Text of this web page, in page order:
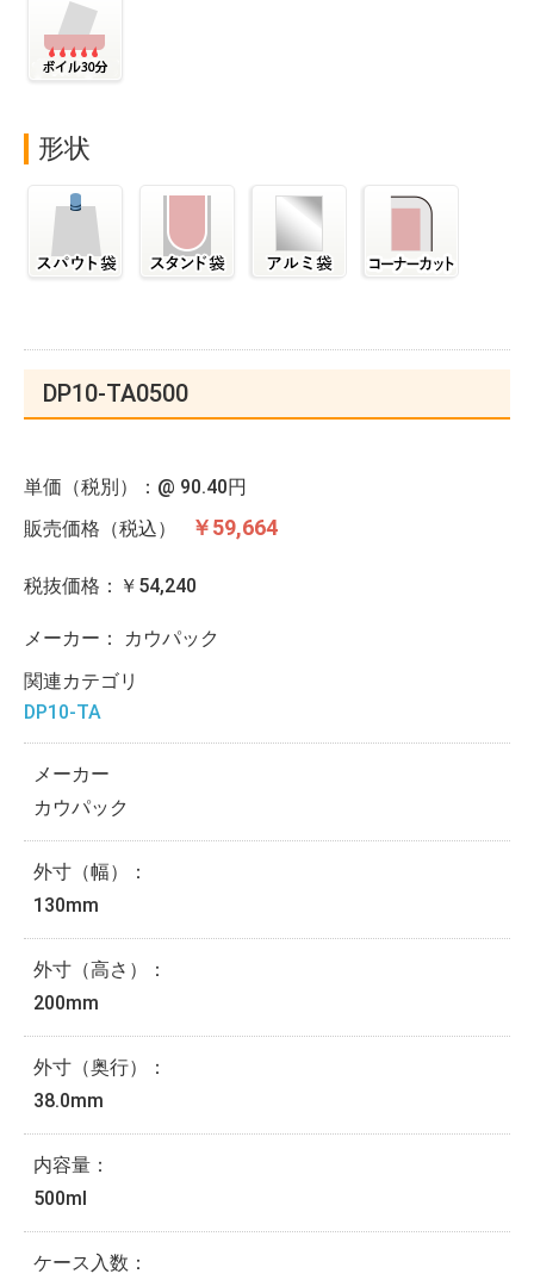
形状
DP10-TA0500
単価（税別）：@ 90.40円
販売価格（税込）
￥59,664
税抜価格：￥54,240
メーカー：
カウパック
関連カテゴリ
DP10-TA
メーカー
カウパック
外寸（幅）：
130mm
外寸（高さ）：
200mm
外寸（奥行）：
38.0mm
内容量：
500ml
ケース入数：